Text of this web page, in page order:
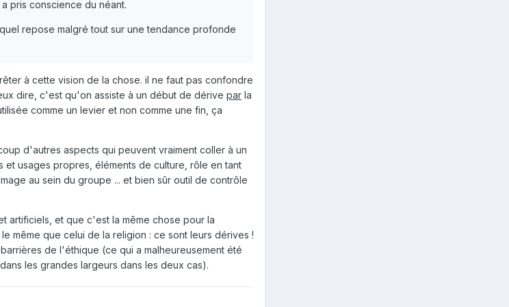
pris conscience du néant.
repose malgré tout sur une tendance profonde
à cette vision de la chose. il ne faut pas confondre
dire, c'est qu'on assiste à un début de dérive par la
comme un levier et non comme une fin, ça
d'autres aspects qui peuvent vraiment coller à un
usages propres, éléments de culture, rôle en tant
au sein du groupe ... et bien sûr outil de contrôle
artificiels, et que c'est la même chose pour la
même que celui de la religion : ce sont leurs dérives !
de l'éthique (ce qui a malheureusement été
les grandes largeurs dans les deux cas).